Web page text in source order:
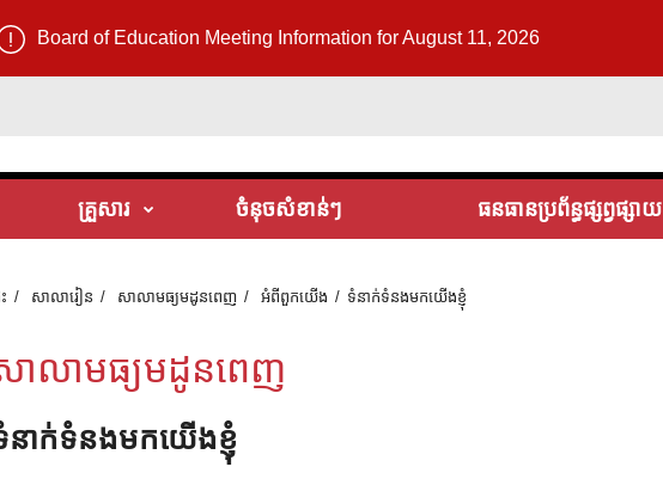
Board of Education Meeting Information for August 11, 2026
គ្រួសារ ចំនុចសំខាន់ៗ ធនធានប្រព័ន្ធផ្សព្វផ្សាយ
សាលារៀន សាលាមធ្យមដូនពេញ អំពី​ពួក​យើង ទំនាក់ទំនងមកយើងខ្ញុំ
ាលាមធ្យមដូនពេញ
នាក់ទំនងមកយើងខ្ញុំ